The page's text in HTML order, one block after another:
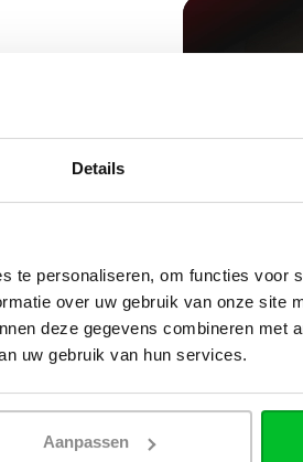
Details
te personaliseren, om functies voor
over uw gebruik van onze site
deze gegevens combineren met
uw gebruik van hun services.
Aanpassen